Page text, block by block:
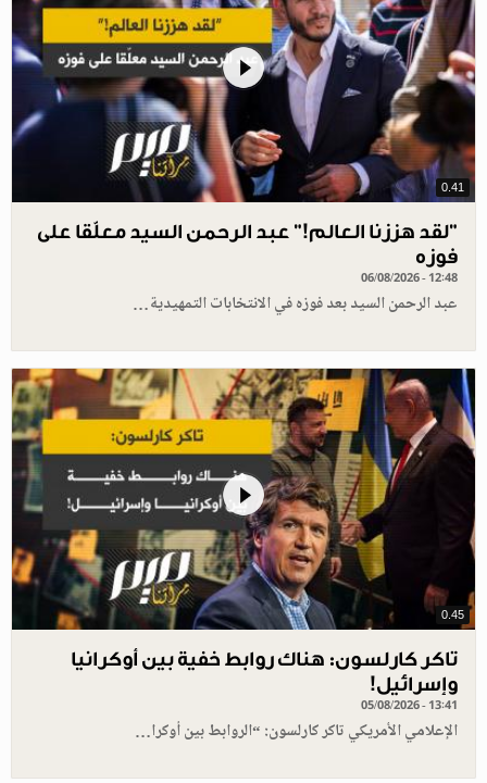
0.41
”لقد هززنا العالم!” عبد الرحمن السيد معلّقا على
فوزه
06/08/2026 - 12:48
عبد الرحمن السيد بعد فوزه في الانتخابات التمهيدية…
0.45
تاكر كارلسون: هناك روابط خفية بين أوكرانيا
وإسرائيل!
05/08/2026 - 13:41
الإعلامي الأمريكي تاكر كارلسون: “الروابط بين أوكرا…